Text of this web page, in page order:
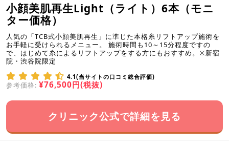
小顔美肌再生Light（ライト）6本（モニ
ター価格）
人気の「TCB式小顔美肌再生」に準じた本格糸リフトアップ施術を
お手軽に受けられるメニュー。 施術時間も10～15分程度ですの
で、はじめて糸によるリフトアップをする方にもおすすめ。※新宿
院・渋谷院限定
4.1(当サイトの口コミ総合評価)
参考価格: ¥76,500円(税抜)
クリニック公式で詳細を見る